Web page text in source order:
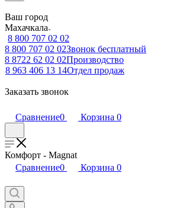
Ваш город
Махачкала
8 800 707 02 02
8 800 707 02 02Звонок бесплатный
8 8722 62 02 02Производство
8 963 406 13 14Отдел продаж
Заказать звонок
Сравнение0 Корзина 0
Комфорт - Magnat
Сравнение0 Корзина 0